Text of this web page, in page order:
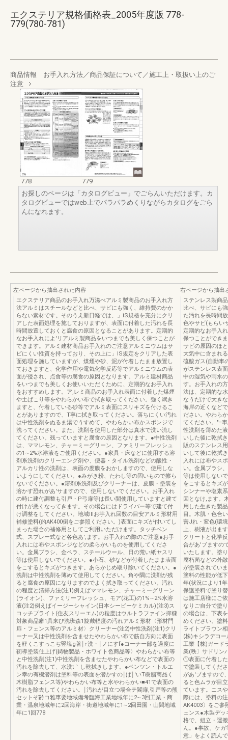
エクステリア規格価格表_2005年度版 778-
779(780-781)
商品情報 お手入れ方法／商品保証について／施工上・取扱い上のご
注意
778
779
お探しのページは「カタログビュー」でごらんいただけます。カ
タログビューではweb上でパラパラめくりながらカタログをごら
んになれます。
左ページから抽出された内容
エクステリア商品のお手入れ万滋べアルミ製商品のお手入れ方
法アルミはスチールなどと比べ、サビにも強く、維持費のかか
らない素材です。そのうえ新日軽では、」iS規格を充分にクリ
アした表面処理を施しておりますが、表面に付着した汚れを長
時間放置しておくと腐食の原因となることがあります。定期的
なお手入れによ'リアルミ製商品をいつまでも美しく保つことが
できます。アルミ建材商品お手入れのご注意アルミニウムはサ
ビにくい性質を持っており、その上に」IS規定をクリアした表
面処理を施していますが、煤煙や砂、泥が付着したまま放置し
ておきますと、化学作用や電気化学反応等でアルミニウムの表
面が侵され、点食等の腐食の原因となります。アルミ建材商品
をいつまでも美しくお使いいただくために、定期的なお手入れ
をおすすめします。ア,レミ商品のお手入れ表面に付着した煤煙
や土ばこり等をやわらかい布で拭き取ってください。強く斌き
ますと、付着している砂等でアルミ表面にスリキズを付けるこ
とがありますので、T寧に拭き取ってください。落ちにくい汚れ
は中性洗剤をぬるま湯でうすめて、やわらかい布かスポンジで
洗ってください。また、洗剤を使用した部分は真水で洗い流し
てください。残っていますと腐食の原因となります。●中性洗剤
は、ママレモン、チャーミーグリーン、ファミリーフレッシュ
の1∼2%水溶液をご使用ください。●家具・床などに使用する溶
剤系洗剤のクリーエング剤や、便器・タイル洗剤などの酸性・
アルカリ性の洗剤は、表面の度膜をおかしますので、使用しな
いようにしてください。●みがき粉、たわし等の固いもので擦ら
ないでください。●溶剤系洗剤及びクリーナーは、皮膜・塗装を
溶かす恐れがあ'サますので、使用しないでください。お手入れ
の時に建付調整も引戸・P弓扉等は長い間使用していますと建て
付けが悪くなってきます。その場合にはドライバー等で建て付
け調整をしてください。地域lllお芋入れ回数の目安アルミ形材用
補修塗料(的AK400倒をご参照ください。)表面にキズが付いてし
まった場合の補修用としてご利用いただけます。タッチベン
式、スプレー式など各色あ',ます。お手入れの際のご注意●お手
入れには布やスポンジなどの柔らかいものを使用してくださ
い。金属ブラシ、金ベラ、スチールウール、日の荒い紙ヤスリ
等は使用しないでください。●小石、砂などが付着したまま表面
をこするとキズがつきます。あらかじめ取り除いてください。●
洗剤は中性洗剤を薄めて使用してください。角や隅に洗剤が残
ると腐食の原因になりますのでよく拭き取ってください。汚れ
の程度と清掃方法(注1)例えばママレモン、チャーミーグリーン
(ライオン)、ファミリーフレッシュ、モア(花工)の1%∼2%水溶
液(注2)例えばイージーシャイン(日本シービーケミカル)(注3)ス
コッチブライト(住友スリーエム)の粒度はウルトラファイン抑糠
対象商品癖1具来び洗班森1旋戴軽度の汚れアルミ形材〈形材門
扉・フェンス等のアルミ材〉クリーナー(注2)中性洗剤(注1)クリ
ーナー又は中性洗剤を含ませたやわらかい布で筋自方向に表面
を軽くこすっこぢ竪塩g著￨↑洗・￨ノにすf●コーナー部を過度に
靭導塗装仕上げ(鋳物製品・ホワイト色商品等〉やわらかい布等
と中性洗剤(注1)中性洗剤を含ませたやわらかい布などで表面の
汚れを除去して、水洗t｀し乾拭きします。●ベンツン・トルエ
ン幸の有機潜剤は塗料等の表面を潜かすの￨ぱ￨'いT樹脂商品く
木樹脂フェンス等)やわらかい布等と水やわらかい■41で表面の
汚れを除去してください。￨汚れが目立つ場合テ閣扉,引戸等の熊
セットぞ齢コ雅車要地域備考臨海工業地域年に2∼3回工業・商
業・温泉地域年に2回海岸・街道地域年に1∼2回田園・山間地域
年に1回778
右ページから抽出
ステンレス製商
比べ、サビにも
た汚れを長時間
色やサビ(もらい
定期的なお手入
保つことができ
サビの原因のほ
大気中に含まれ
硫酸ガス(自動車
がステンレス表
中の湿気や雨水
す。お手入れの
法は、定期的な
なうだけで大き
海岸の近くなど
ださい。やわら
てください。″=
性洗剤を薄めた
いした後に乾拭
販のステンレス
いして後に乾拭
入れには布やス
い。金属ブラシ
等は使用しない
をこするとキズ
シンナーや塩素
因となけ,ます。
用した生きた製
目。木肌・色合
害Jれ・変色(環
上、樹液が出ま
クリートと化学
合があ'ブますの
いたします。塗
腐朽菌などの外
が塗装されてい
塗料の性能が低
年(状況により1
保護塗料で塗り
は施工店様にご
なりご自分で塗
の場合は、下表
めください。塗
ライトブラウン
(株)キシラデコ
工業【株)ガード
業(秩〕サドリン
①表面に付着し
で塗装してくだ
があ'ブますので
ると色ムラが目
ています。ニス
際には、塗料の
AK4003〕をご参
ェンス●木製デ
格で、組立・運
ん。●事故、ケガ
意」をよく読ん